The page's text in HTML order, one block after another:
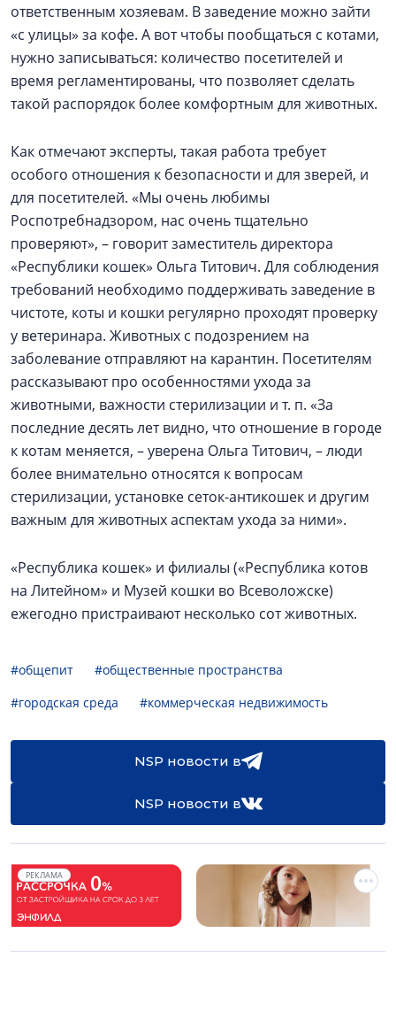
ответственным хозяевам. В заведение можно зайти
«с улицы» за кофе. А вот чтобы пообщаться с котами,
нужно записываться: количество посетителей и
время регламентированы, что позволяет сделать
такой распорядок более комфортным для животных.
Как отмечают эксперты, такая работа требует
особого отношения к безопасности и для зверей, и
для посетителей. «Мы очень любимы
Роспотребнадзором, нас очень тщательно
проверяют», – говорит заместитель директора
«Республики кошек» Ольга Титович. Для соблюдения
требований необходимо поддерживать заведение в
чистоте, коты и кошки регулярно проходят проверку
у ветеринара. Животных с подозрением на
заболевание отправляют на карантин. Посетителям
рассказывают про особенностями ухода за
животными, важности стерилизации и т. п. «За
последние десять лет видно, что отношение в городе
к котам меняется, – уверена Ольга Титович, – люди
более внимательно относятся к вопросам
стерилизации, установке сеток-антикошек и другим
важным для животных аспектам ухода за ними».
«Республика кошек» и филиалы («Республика котов
на Литейном» и Музей кошки во Всеволожске)
ежегодно пристраивают несколько сот животных.
#общепит
#общественные пространства
#городская среда
#коммерческая недвижимость
NSP новости в
NSP новости в
РЕКЛАМА